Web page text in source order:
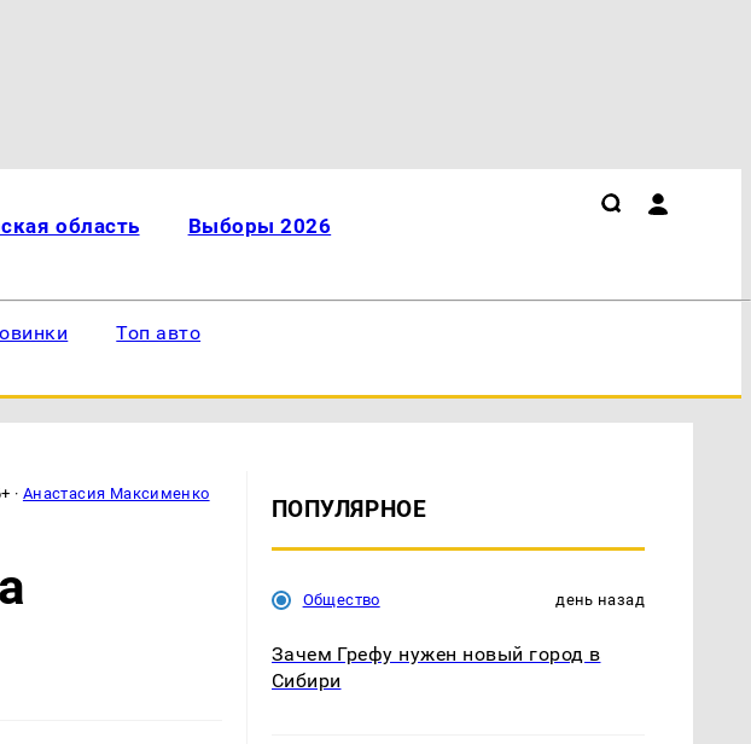
область Выборы 2026
Топ авто
· Анастасия Максименко
ПОПУЛЯРНОЕ
Общество день назад
Зачем Грефу нужен новый город в
Сибири